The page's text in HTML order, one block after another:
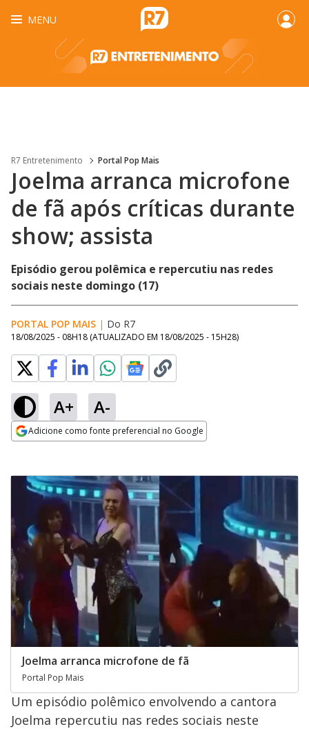
MENU
R7 Entretenimento Portal Pop Mais
Joelma arranca microfone
de fã após críticas durante
show; assista
Episódio gerou polêmica e repercutiu nas redes
sociais neste domingo (17)
PORTAL POP MAIS | Do R7
18/08/2025 - 08H18 (ATUALIZADO EM 18/08/2025 - 15H28)
A+ A-
Adicione como fonte preferencial no Google
Joelma arranca microfone de fã
Portal Pop Mais
Um episódio polêmico envolvendo a cantora
Joelma repercutiu nas redes sociais neste